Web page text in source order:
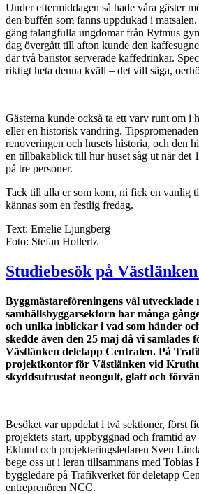
Under eftermiddagen så hade våra gäster
den buffén som fanns uppdukad i
gäng talangfulla ungdomar från Rytmus
dag övergått till afton kunde den
där två baristor serverade kaffedrinkar.
riktigt heta denna kväll – det vill säga,
Gästerna kunde också ta ett varv runt om i
eller en historisk vandring.
renoveringen och husets historia, och den
en tillbakablick till hur huset såg ut när det
på tre personer.
Tack till alla er som kom, ni fick en vanlig
kännas som en festlig fredag.
Text: Emelie Ljungberg
Foto: Stefan Hollertz
Studiebesök på
Byggmästareföreningens väl utvecklade
samhällsbyggarsektorn har många
och unika inblickar i vad som händer
skedde även den 25 maj då vi samlades
Västlänken deletapp Centralen. På
projektkontor för Västlänken vid
skyddsutrustat neongult, glatt och
Besöket var uppdelat i två sektioner, först
projektets start, uppbyggnad och framtid av
Eklund och projekteringsledaren Sven
bege oss ut i leran tillsammans med Tobias
byggledare på Trafikverket för deletapp
entreprenören NCC.